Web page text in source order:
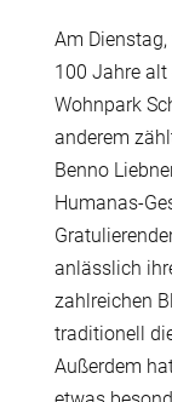
Am
100 Jahre
Wohnpark
anderem
Benno
Humanas-
anlässlich
zahlreichen
traditionell
Außerdem